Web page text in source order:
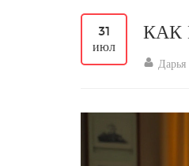
31
июл
КАК